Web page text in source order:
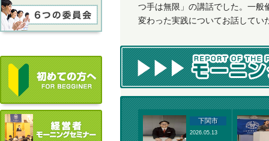
つ手は無限」の講話でした。一般
変わった実践についてお話してい
下関市
2026.05.13